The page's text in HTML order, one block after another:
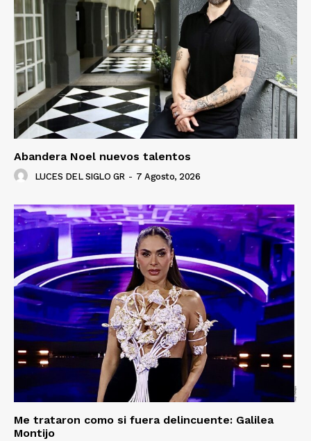
Abandera Noel nuevos talentos
LUCES DEL SIGLO GR - 7 Agosto, 2026
Me trataron como si fuera delincuente: Galilea
Montijo